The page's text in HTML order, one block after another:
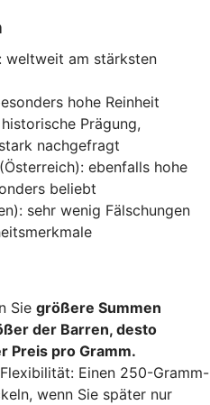
weltweit am stärksten
hohe Reinheit
Prägung,
nachgefragt
ebenfalls hohe
beliebt
sehr wenig Fälschungen
Sie größere Summen
der Barren, desto
Preis pro Gramm.
Einen 250-Gramm-
wenn Sie später nur